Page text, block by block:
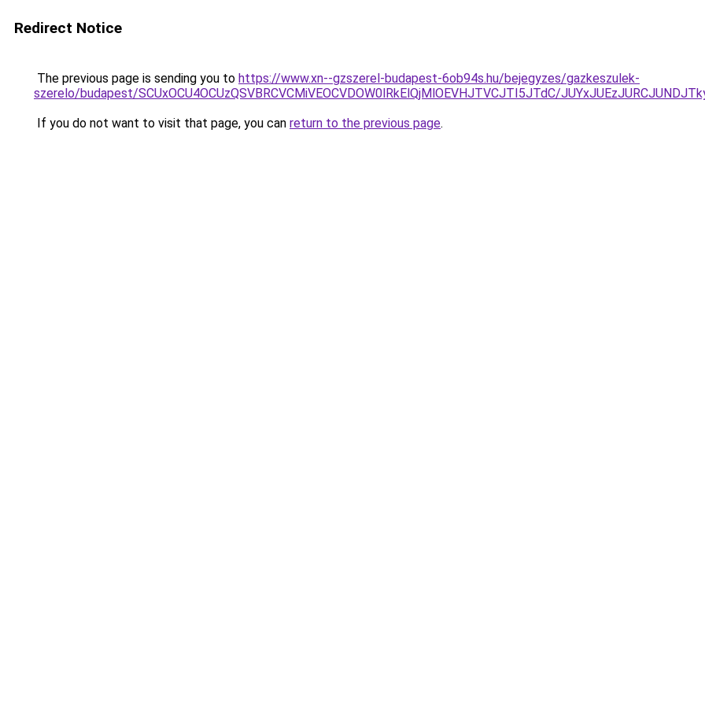
Redirect Notice
The previous page is sending you to https://www.xn--gzszerel-budapest-6ob94s.hu/bejegyzes/gazkeszulek-
szerelo/budapest/SCUxOCU4OCUzQSVBRCVCMiVEOCVDOW0lRkElQjMlOEVHJTVCJTI5JTdC/
If you do not want to visit that page, you can return to the previous page.